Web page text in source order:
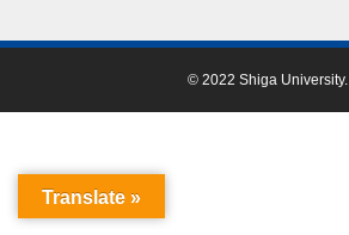
© 2022 Shiga University.
Translate »